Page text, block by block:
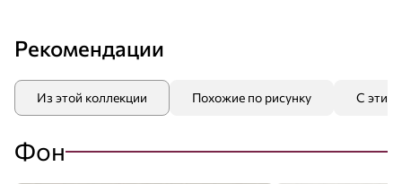
Рекомендации
Из этой коллекции Похожие по рисунку С этим
Фон